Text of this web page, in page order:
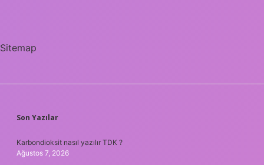
Sitemap
SIDEBAR
Son Yazılar
Karbondioksit nasıl yazılır TDK ?
Ağustos 7, 2026